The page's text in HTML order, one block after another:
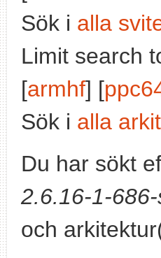
Sök i alla
Limit search
[armhf] [
Sök i alla
Du har sökt
2.6.16-1-
och